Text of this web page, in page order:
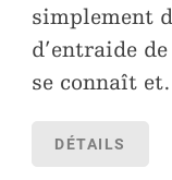
simplement
d’entraide
se connaît et
DÉTAILS